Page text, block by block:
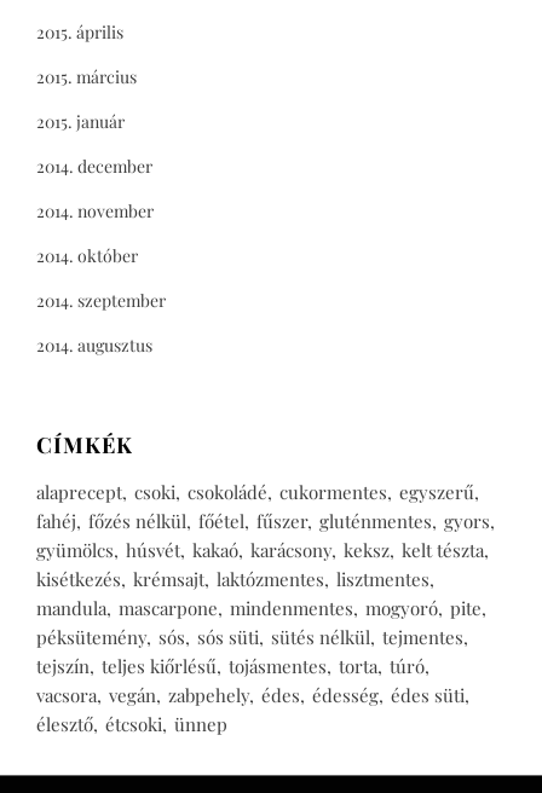
2015. április
2015. március
2015. január
2014. december
2014. november
2014. október
2014. szeptember
2014. augusztus
CÍMKÉK
alaprecept csoki csokoládé cukormentes egyszerű
fahéj főzés nélkül főétel fűszer gluténmentes gyors
gyümölcs húsvét kakaó karácsony keksz kelt tészta
kisétkezés krémsajt laktózmentes lisztmentes
mandula mascarpone mindenmentes mogyoró pite
péksütemény sós sós süti sütés nélkül tejmentes
tejszín teljes kiőrlésű tojásmentes torta túró
vacsora vegán zabpehely édes édesség édes süti
élesztő étcsoki ünnep